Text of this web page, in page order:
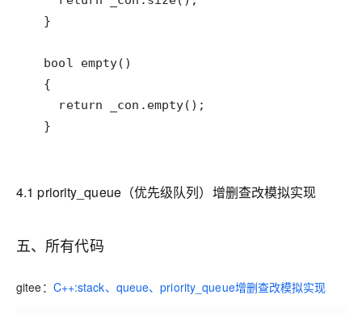
4.1 priority_queue（优先级队列）增删查改模拟实现
五、所有代码
gitee： C++:stack、queue、priority_queue增删查改模拟实现